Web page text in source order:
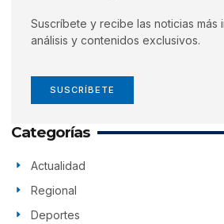
Suscríbete y recibe las noticias más
análisis y contenidos exclusivos.
SUSCRÍBETE
Categorías
Actualidad
Regional
Deportes